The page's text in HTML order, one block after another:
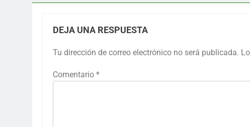
DEJA UNA RESPUESTA
Tu dirección de correo electrónico no será publicada.
Comentario *